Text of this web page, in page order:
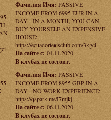
Фамилия Имя: PASSIVE
INCOME FROM 6995 EUR IN A
DAY - IN A MONTH, YOU CAN
BUY YOURSELF AN EXPENSIVE
HOUSE:
https://ecuadortenisclub.com/3kgci
На сайте с: 04.11.2020
В клубах не состоит.
Фамилия Имя: PASSIVE
INCOME FROM 8955 GBP IN A
DAY - NO WORK EXPERIENCE:
https://qspark.me/I7mjkj
На сайте с: 06.11.2020
В клубах не состоит.